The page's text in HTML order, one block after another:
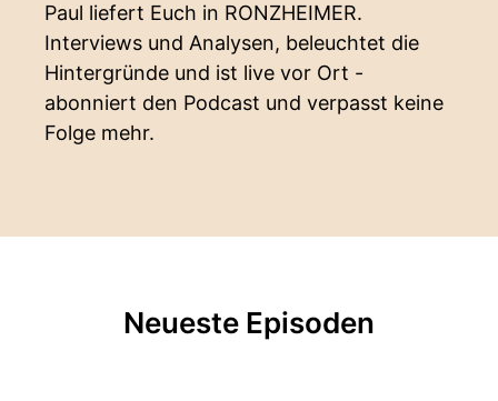
Paul liefert Euch in RONZHEIMER.
Interviews und Analysen, beleuchtet die
Hintergründe und ist live vor Ort -
abonniert den Podcast und verpasst keine
Folge mehr.
Neueste Episoden